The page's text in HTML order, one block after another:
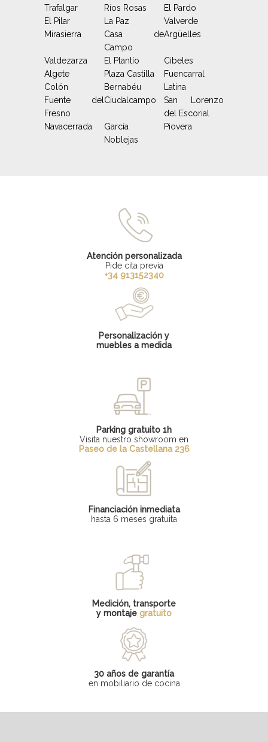
Trafalgar Ríos Rosas
El Pardo
El Pilar
La Paz
Valverde
Mirasierra
Casa de
Campo
Argüelles
Valdezarza El Plantío
Cibeles
Algete
Plaza Castilla
Fuencarral
Colón
Bernabéu
Latina
Fuente del
Fresno
Ciudalcampo
San Lorenzo
del Escorial
Navacerrada
García
Noblejas
Piovera
Atención personalizada
Pide cita previa
+34 913152340
Personalización y
muebles a medida
Parking gratuito 1h
Visita nuestro showroom en
Paseo de la Castellana 236
Financiación inmediata
hasta 6 meses gratuita
Medición, transporte
y montaje gratuito
30 años de garantía
en mobiliario de cocina